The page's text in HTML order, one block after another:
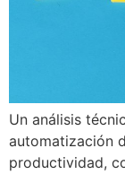
Un análisis
automatización
productividad,